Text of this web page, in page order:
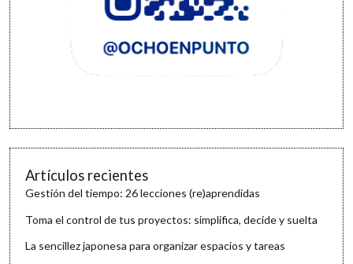
Artículos recientes
Gestión del tiempo: 26 lecciones (re)aprendidas
Toma el control de tus proyectos: simplifica, decide y suelta
La sencillez japonesa para organizar espacios y tareas